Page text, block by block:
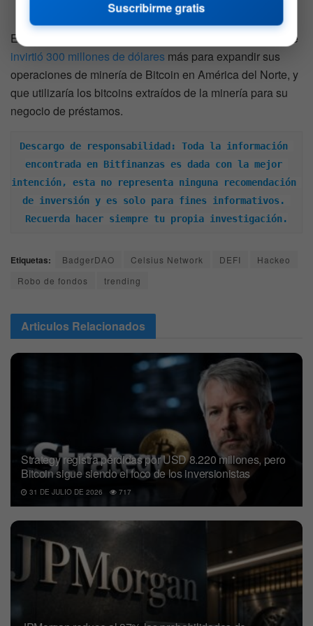
El pasado 22 de noviembre, Celsius Network anunció que
invirtió 300 millones de dólares más para expandir sus
operaciones de minería de Bitcoin en América del Norte, y
que utilizaría los bitcoins extraídos de la minería para su
negocio de préstamos.
Descargo de responsabilidad: Toda la información
encontrada en Bitfinanzas es dada con la mejor
intención, esta no representa ninguna recomendación
de inversión y es solo para fines informativos.
Recuerda hacer siempre tu propia investigación.
Etiquetas: BadgerDAO Celsius Network DEFI
Hackeo
Robo de fondos
trending
Articulos Relacionados
Strategy registra pérdidas por USD 8.220 millones, pero
Bitcoin sigue siendo el foco de los inversionistas
31 DE JULIO DE 2026 717
Suscribirme gratis